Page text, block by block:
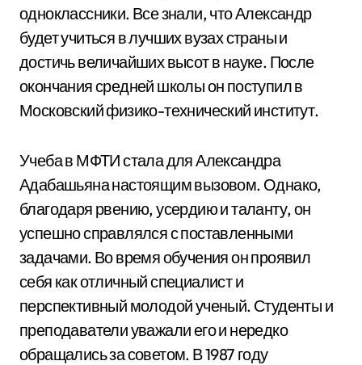
одноклассники. Все знали, что Александр
будет учиться в лучших вузах страны и
достичь величайших высот в науке. После
окончания средней школы он поступил в
Московский физико-технический институт.
Учеба в МФТИ стала для Александра
Адабашьяна настоящим вызовом. Однако,
благодаря рвению, усердию и таланту, он
успешно справлялся с поставленными
задачами. Во время обучения он проявил
себя как отличный специалист и
перспективный молодой ученый. Студенты и
преподаватели уважали его и нередко
обращались за советом. В 1987 году